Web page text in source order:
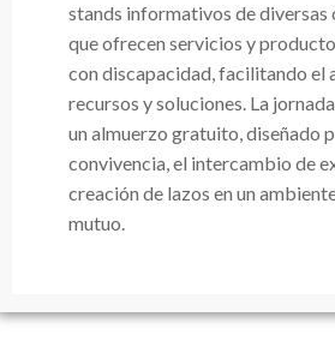
stands informativos de diversas
que ofrecen servicios y
con discapacidad, facilitando el
recursos y soluciones. La
un almuerzo gratuito, diseñado
convivencia, el intercambio de
creación de lazos en un
mutuo.